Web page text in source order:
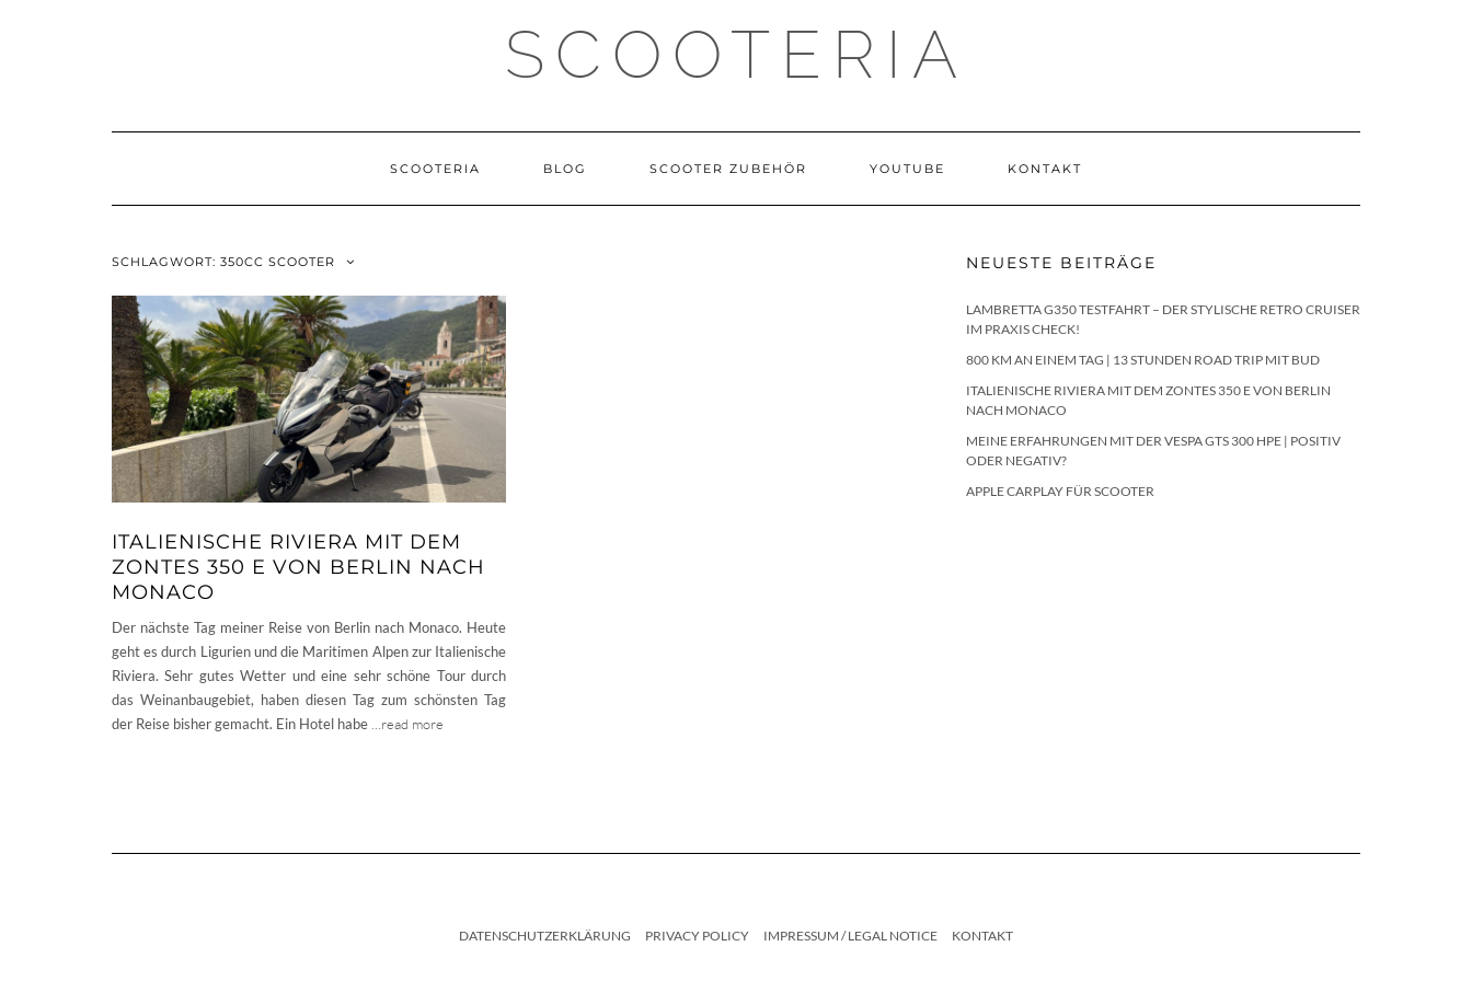
SCOOTERIA
SCOOTERIA BLOG SCOOTER ZUBEHÖR YOUTUBE KONTAKT
SCHLAGWORT: 350CC SCOOTER
ITALIENISCHE RIVIERA MIT DEM
ZONTES 350 E VON BERLIN NACH
MONACO
Der nächste Tag meiner Reise von Berlin nach Monaco. Heute
geht es durch Ligurien und die Maritimen Alpen zur Italienische
Riviera. Sehr gutes Wetter und eine sehr schöne Tour durch
das Weinanbaugebiet, haben diesen Tag zum schönsten Tag
der Reise bisher gemacht. Ein Hotel habe…read more
NEUESTE BEITRÄGE
LAMBRETTA G350 TESTFAHRT – DER STYLISCHE RETRO CRUISER
IM PRAXIS CHECK!
800 KM AN EINEM TAG | 13 STUNDEN ROAD TRIP MIT BUD
ITALIENISCHE RIVIERA MIT DEM ZONTES 350 E VON BERLIN
NACH MONACO
MEINE ERFAHRUNGEN MIT DER VESPA GTS 300 HPE | POSITIV
ODER NEGATIV?
APPLE CARPLAY FÜR SCOOTER
DATENSCHUTZERKLÄRUNG PRIVACY POLICY IMPRESSUM / LEGAL NOTICE KONTAKT